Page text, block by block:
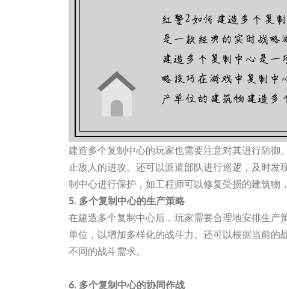
建造多个复制中心的玩家也需要注意对其进行防御
止敌人的进攻。还可以派遣部队进行巡逻，及时
制中心进行保护，如工程师可以修复受损的建筑物
5. 多个复制中心的生产策略
在建造多个复制中心后，玩家需要合理地安排生
单位，以增加多样化的战斗力。还可以根据当前
不同的战斗需求。
6. 多个复制中心的协同作战